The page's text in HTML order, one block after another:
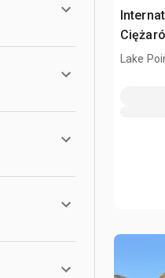
Lake